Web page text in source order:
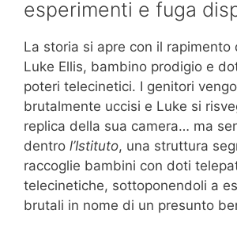
esperimenti e fuga
La storia si apre con il rapimento
Luke Ellis, bambino prodigio e
poteri telecinetici. I genitori
brutalmente uccisi e Luke si
replica della sua camera… ma
dentro l’Istituto, una struttura
raccoglie bambini con doti
telecinetiche, sottoponendoli a
brutali in nome di un presunto